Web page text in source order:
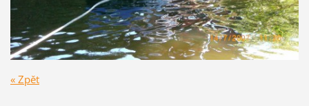
« Zpět